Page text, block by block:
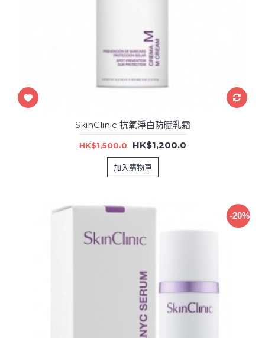
SkinClinic 抗氧淨白防曬乳霜
HK$1,500.0 HK$1,200.0
加入購物車
-20%